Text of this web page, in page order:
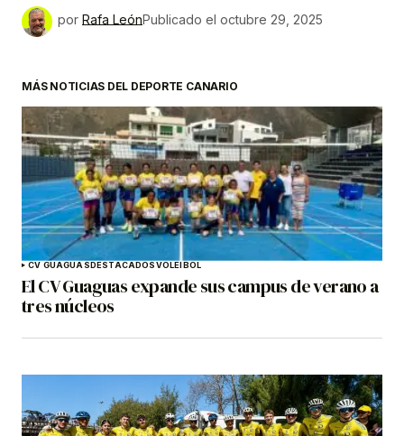
por Rafa LeónPublicado el octubre 29, 2025
MÁS NOTICIAS DEL DEPORTE CANARIO
CV GUAGUASDESTACADOSVOLEIBOL
El CV Guaguas expande sus campus de verano a
tres núcleos